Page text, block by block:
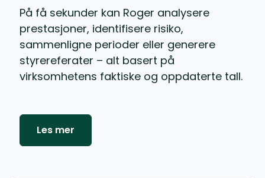
På få sekunder kan Roger analysere
prestasjoner, identifisere risiko,
sammenligne perioder eller generere
styrereferater – alt basert på
virksomhetens faktiske og oppdaterte tall.
Les mer